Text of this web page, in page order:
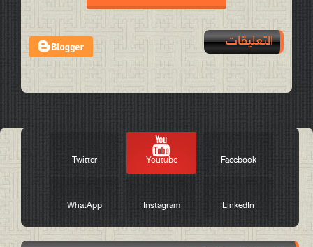
التعليقات
Facebook
Youtube
Twitter
LinkedIn
Instagram
WhatApp